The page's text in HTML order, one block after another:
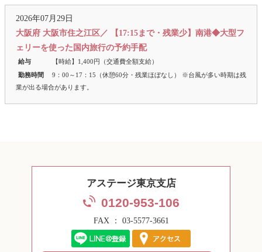
2026年07月29日
大阪府 大阪市住之江区／ 【17:15まで・残業少】南港◆大型フ
ェリーを使った国内旅行の予約手配
給与
【時給】1,400円（交通費全額支給）
勤務時間
9：00～17：15（休憩60分・残業ほぼなし） ※台風が多い時期は残
業が出る場合があります。
アステージ東京支店
0120-953-106
FAX ： 03-5577-3661